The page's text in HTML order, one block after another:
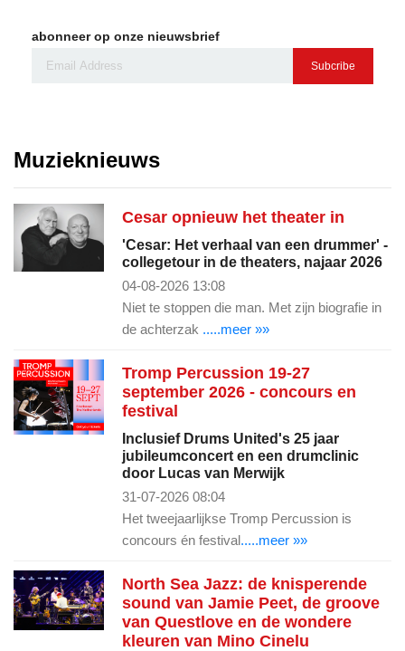
abonneer op onze nieuwsbrief
Subcribe
Muzieknieuws
Cesar opnieuw het theater in
'Cesar: Het verhaal van een drummer' -
collegetour in de theaters, najaar 2026
04-08-2026 13:08
Niet te stoppen die man. Met zijn biografie in
de achterzak .....meer »»
Tromp Percussion 19-27
september 2026 - concours en
festival
Inclusief Drums United's 25 jaar
jubileumconcert en een drumclinic
door Lucas van Merwijk
31-07-2026 08:04
Het tweejaarlijkse Tromp Percussion is
concours én festival.....meer »»
North Sea Jazz: de knisperende
sound van Jamie Peet, de groove
van Questlove en de wondere
kleuren van Mino Cinelu